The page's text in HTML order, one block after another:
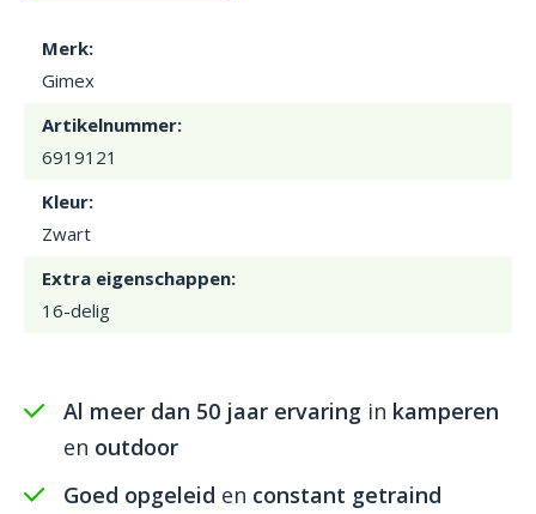
Merk:
Gimex
Artikelnummer:
6919121
Kleur:
Zwart
Extra eigenschappen:
16-delig
Al meer dan 50 jaar ervaring in kamperen
en outdoor
Goed opgeleid en constant getraind